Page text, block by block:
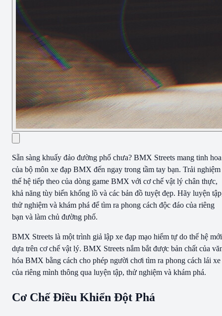
Sẵn sàng khuấy đảo đường phố chưa? BMX Streets mang tinh hoa
của bộ môn xe đạp BMX đến ngay trong tầm tay bạn. Trải nghiệm
thế hệ tiếp theo của dòng game BMX với cơ chế vật lý chân thực,
khả năng tùy biến khổng lồ và các bản đồ tuyệt đẹp. Hãy luyện
thử nghiệm và khám phá để tìm ra phong cách độc đáo của riêng
bạn và làm chủ đường phố.
BMX Streets là một trình giả lập xe đạp mạo hiểm tự do thế hệ mới
dựa trên cơ chế vật lý. BMX Streets nắm bắt được bản chất của
hóa BMX bằng cách cho phép người chơi tìm ra phong cách lái xe
của riêng mình thông qua luyện tập, thử nghiệm và khám phá.
Cơ Chế Điều Khiển Đột Phá